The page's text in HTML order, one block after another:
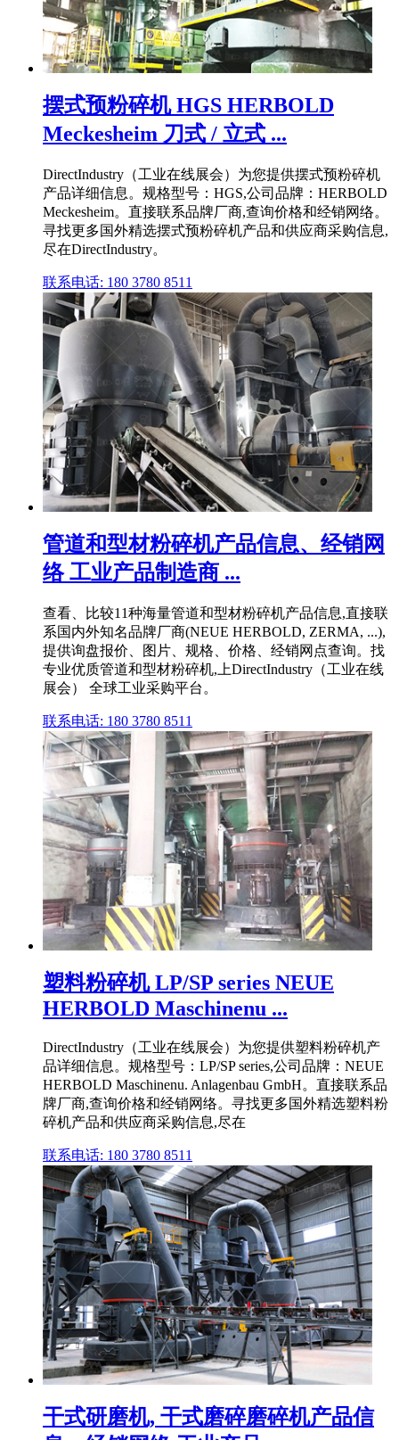
摆式预粉碎机 HGS HERBOLD
Meckesheim 刀式 / 立式 ...
DirectIndustry（工业在线展会）为您提供摆式预粉碎机
产品详细信息。规格型号：HGS,公司品牌：HERBOLD
Meckesheim。直接联系品牌厂商,查询价格和经销网络。
寻找更多国外精选摆式预粉碎机产品和供应商采购信息,
尽在DirectIndustry。
联系电话: 180 3780 8511
管道和型材粉碎机产品信息、经销网
络 工业产品制造商 ...
查看、比较11种海量管道和型材粉碎机产品信息,直接联
系国内外知名品牌厂商(NEUE HERBOLD, ZERMA, ...),
提供询盘报价、图片、规格、价格、经销网点查询。找
专业优质管道和型材粉碎机,上DirectIndustry（工业在线
展会） 全球工业采购平台。
联系电话: 180 3780 8511
塑料粉碎机 LP/SP series NEUE
HERBOLD Maschinenu ...
DirectIndustry（工业在线展会）为您提供塑料粉碎机产
品详细信息。规格型号：LP/SP series,公司品牌：NEUE
HERBOLD Maschinenu. Anlagenbau GmbH。直接联系品
牌厂商,查询价格和经销网络。寻找更多国外精选塑料粉
碎机产品和供应商采购信息,尽在
联系电话: 180 3780 8511
干式研磨机, 干式磨碎磨碎机产品信